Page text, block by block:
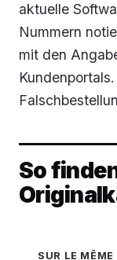
aktuelle
Nummern
mit den
So
SUR LE